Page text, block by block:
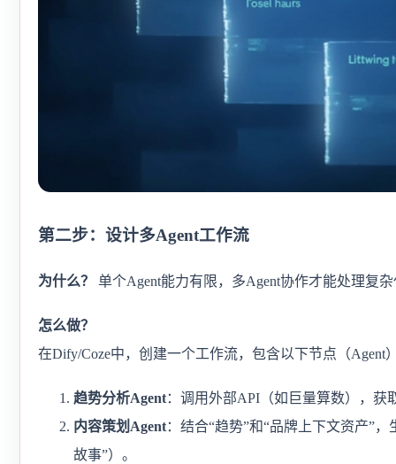
第二步：设计多Agent工作流
为什么？ 单个Agent能力有限，多Agent协作才能处理复
怎么做？
在Dify/Coze中，创建一个工作流，包含以下节点（Agent
趋势分析Agent：调用外部API（如巨量算数），获
内容策划Agent：结合“趋势”和“品牌上下文资产”
故事”）。